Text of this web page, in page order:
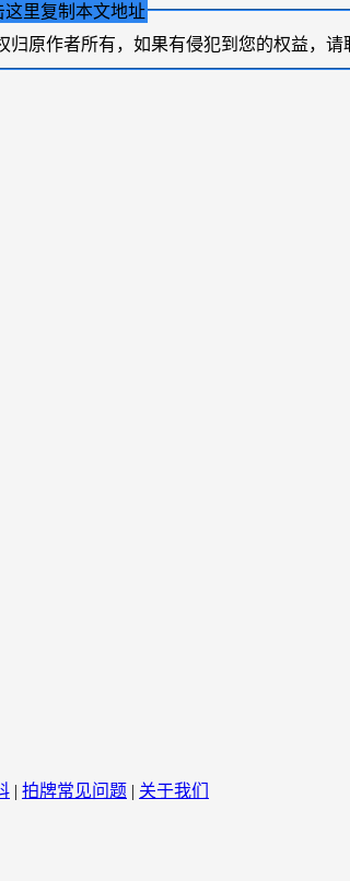
这里复制本文地址
归原作者所有，如果有侵犯到您的权益，请
| 拍牌常见问题 | 关于我们